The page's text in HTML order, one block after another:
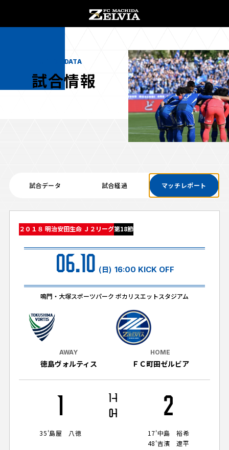
チケット購入 オンラインストア
グッズ
ホームタウン活動
アカデミー
試合情報トップ
試合データ
試合日程・結果
順位表・ゴールランキング
観戦するトップ
チケットを買う
チケット購入
チケット購入手順
チケット販売スケジュール
️スタジアムを知る
スタジアムアクセス
スタジアムマップ
クラブを知る
クラブを知るトップ
ＦＣ町田ゼルビアについて
選手・スタッフ紹介
ファンになるトップ
ファンクラブ
シーズンシート
ＦＣ町田ゼルビアをサポート
トレーニングの見学・ファンサービス
ボランティア
グッズを買う
グッズを買うトップ
オンラインストア
ホームタウントップ
パートナートップ
MATCH DATA
試合情報
試合データ 試合経過 マッチレポート
２０１８ 明治安田生命 Ｊ２リーグ第18節
AWAY
徳島ヴォルティス
06.10 (日) 16:00 KICK OFF
鳴門・大塚スポーツパーク ポカリスエットスタジアム
HOME
ＦＣ町田ゼルビア
1
35'島屋 八徳
1 1
01 2
17'中島 裕希
48'吉濱 遼平